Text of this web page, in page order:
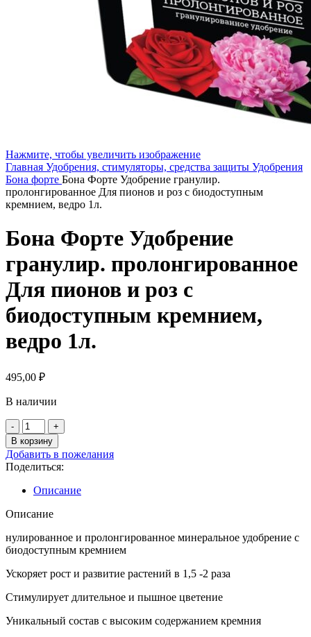
Нажмите, чтобы увеличить изображение
Главная Удобрения, стимуляторы, средства защиты Удобрения
Бона форте Бона Форте Удобрение гранулир.
пролонгированное Для пионов и роз с биодоступным
кремнием, ведро 1л.
Бона Форте Удобрение
гранулир. пролонгированное
Для пионов и роз с
биодоступным кремнием,
ведро 1л.
495,00 ₽
В наличии
Количество
товара
Бона
Форте
Удобрение
гранулир.
пролонгированное
Для
и
роз
биодоступным
ведро
В корзину
Добавить в пожелания
Поделиться:
Описание
Описание
нулированное и пролонгированное минеральное удобрение с
биодоступным кремнием
Ускоряет рост и развитие растений в 1,5 -2 раза
Стимулирует длительное и пышное цветение
Уникальный состав с высоким содержанием кремния